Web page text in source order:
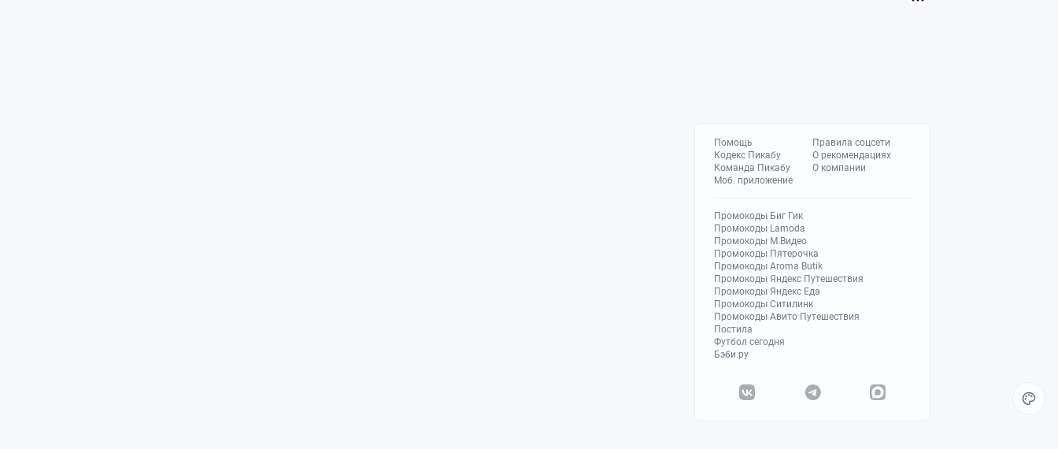
Помощь
Кодекс Пикабу
Команда Пикабу
Моб. приложение
Правила соцсети
О рекомендациях
О компании
Промокоды Биг Гик
Промокоды Lamoda
Промокоды М.Видео
Промокоды Пятерочка
Промокоды Aroma Butik
Промокоды Яндекс Путешествия
Промокоды Яндекс Еда
Промокоды Ситилинк
Промокоды Авито Путешествия
Постила
Футбол сегодня
Бэби.ру